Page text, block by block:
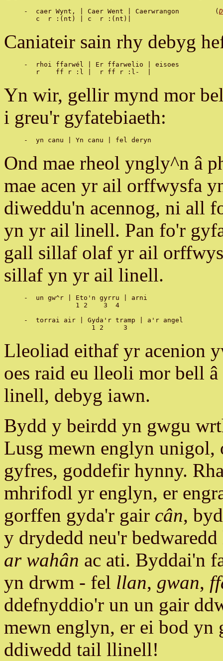
-  caer Wynt, | Caer Went | Caerwrangon 	(
Caniateir sain rhy debyg
-  rhoi ffarwél | Er ffarwelio | eisoes
Yn wir, gellir mynd mor
i greu'r gyfatebiaeth:
Ond mae rheol yngly^n â
mae acen yr ail orffwysfa
diweddu'n acennog, ni all
yn yr ail linell. Pan fo'r
gall sillaf olaf yr ail
sillaf yn yr ail linell.
-  un gw^r | Eto'n gyrru | arni
             1 2    3  4
-  torrai air | Gyda'r tramp | a'r angel
Lleoliad eithaf yr acenion
oes raid eu lleoli mor bell
linell, debyg iawn.
Bydd y beirdd yn gwgu
Lusg mewn englyn
gyfres, goddefir hynny.
mhrifodl yr englyn, er
gorffen gyda'r gair cân,
y drydedd neu'r
ar wahân ac ati. Byddai'n
yn drwm - fel llan, gwan,
ddefnyddio'r un un gair
mewn englyn, er ei bod
ddiwedd tail llinell!